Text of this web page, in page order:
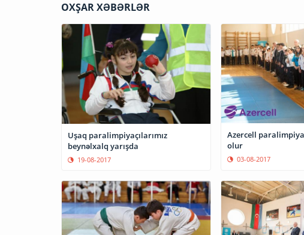
OXŞAR XƏBƏRLƏR
Uşaq paralimpiyaçılarımız
beynəlxalq yarışda
19-08-2017
Azercell paralimpiyaçılara dəstək
olur
03-08-2017